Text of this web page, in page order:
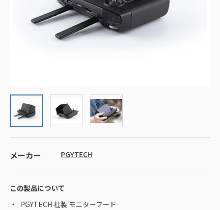
メーカー PGYTECH
この製品について
PGYTECH 社製 モニターフード